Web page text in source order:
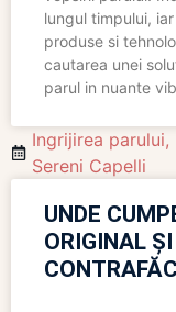
lungul timpului,
produse si
cautarea unei
parul in nuante
Ingrijirea parului,
Sereni Capelli
UNDE
ORIGINAL